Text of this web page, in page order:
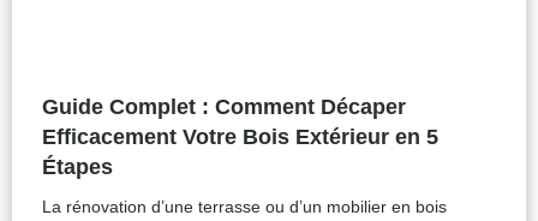
Guide Complet : Comment Décaper
Efficacement Votre Bois Extérieur en 5
Étapes
La rénovation d’une terrasse ou d’un mobilier en bois